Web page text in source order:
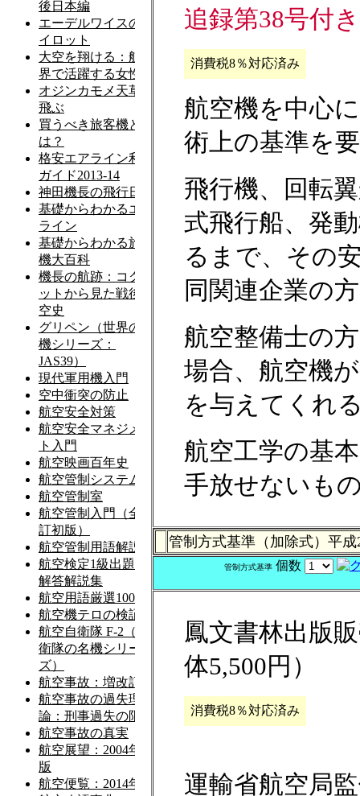
追録第38号付き
消費税8％対応済み
航空機を中心
術上の基準を
飛行機、回転
式飛行船、発
るまで、その
同関連企業の
航空整備士の
場合、航空機
を与えてくれ
航空工学の基
手放せないも
管制方式基準（加除式）平
管制方式基準 個数
鳳文書林出版
体5,500円）
消費税8％対応済み
運輸省航空局